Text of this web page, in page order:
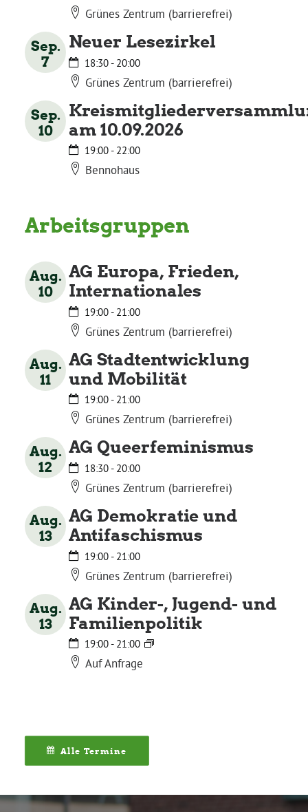
Arbeitsgruppen
Kommunalpolitik
Grüne Jugend
CampusGrün
Aktuelles
Termine
Kontakt
Grünes Zentrum (barrierefrei)
Sep.
7
18:30- 20:00
Neuer Lesezirkel
Grünes Zentrum (barrierefrei)
Sep.
10
19:00- 22:00
am 10.09.2026
Bennohaus
Arbeitsgruppen
Aug.
10
19:00- 21:00
AG Europa, Frieden,
Internationales
Grünes Zentrum (barrierefrei)
Aug.
11
19:00- 21:00
AG Stadtentwicklung
und Mobilität
Grünes Zentrum (barrierefrei)
Aug.
12
18:30- 20:00
AG Queerfeminismus
Grünes Zentrum (barrierefrei)
Aug.
13
19:00- 21:00
AG Demokratie und
Antifaschismus
Grünes Zentrum (barrierefrei)
Aug.
13
19:00- 21:00
AG Kinder-, Jugend- und
Familienpolitik
Auf Anfrage
Alle Termine